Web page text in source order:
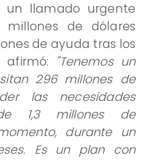
un llamado urgente
de dólares
de ayuda tras los
afirmó:
"Tenemos un
296 millones de
las necesidades
1,3 millones de
durante un
Es un plan con